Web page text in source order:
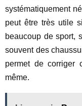
systématiquement
peut être très utile
beaucoup de sport,
souvent des
permet de corriger
même.